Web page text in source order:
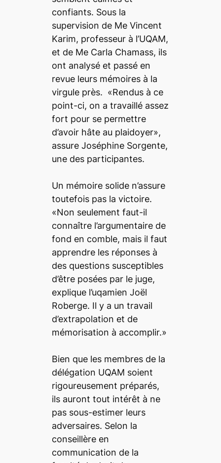
confiants. Sous la
supervision de Me Vincent
Karim, professeur à l’UQAM,
et de Me Carla Chamass, ils
ont analysé et passé en
revue leurs mémoires à la
virgule près. «Rendus à ce
point-ci, on a travaillé assez
fort pour se permettre
d’avoir hâte au plaidoyer»,
assure Joséphine Sorgente,
une des participantes.
Un mémoire solide n’assure
toutefois pas la victoire.
«Non seulement faut-il
connaître l’argumentaire de
fond en comble, mais il faut
apprendre les réponses à
des questions susceptibles
d’être posées par le juge,
explique l’uqamien Joël
Roberge. Il y a un travail
d’extrapolation et de
mémorisation à accomplir.»
Bien que les membres de la
délégation UQAM soient
rigoureusement préparés,
ils auront tout intérêt à ne
pas sous-estimer leurs
adversaires. Selon la
conseillère en
communication de la